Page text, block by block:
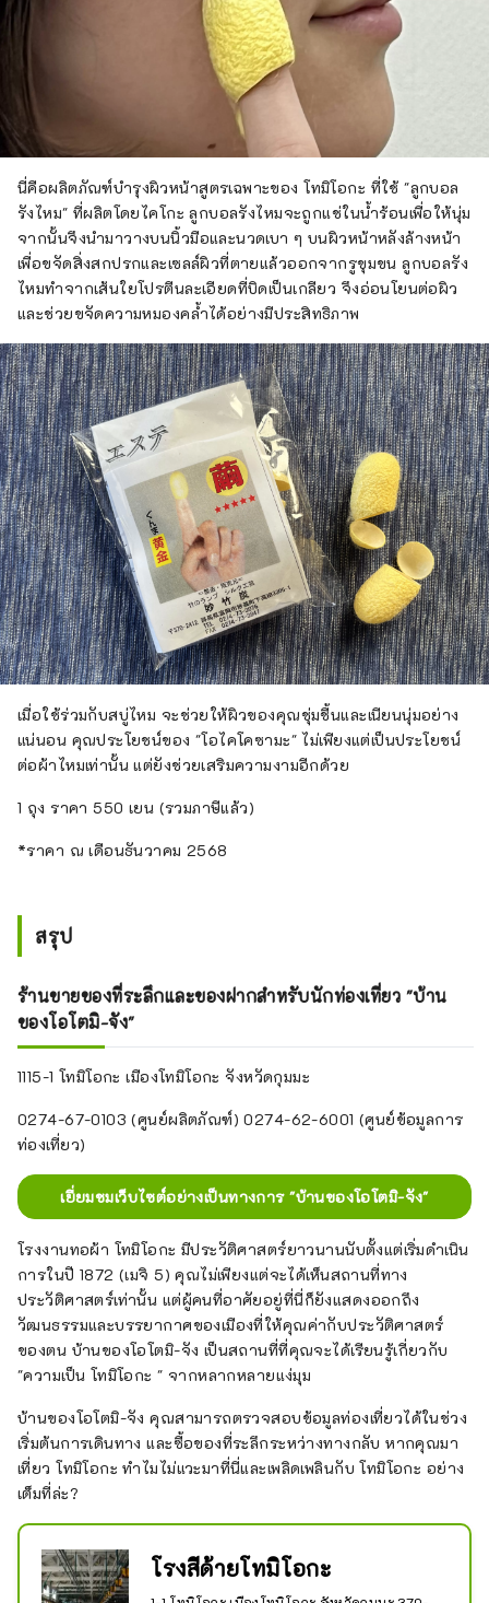
นี่คือผลิตภัณฑ์บำรุงผิวหน้าสูตรเฉพาะของ โทมิโอกะ ที่ใช้ "ลูกบอล
รังไหม" ที่ผลิตโดยไคโกะ ลูกบอลรังไหมจะถูกแช่ในน้ำร้อนเพื่อให้นุ่ม
จากนั้นจึงนำมาวางบนนิ้วมือและนวดเบา ๆ บนผิวหน้าหลังล้างหน้า
เพื่อขจัดสิ่งสกปรกและเซลล์ผิวที่ตายแล้วออกจากรูขุมขน ลูกบอลรัง
ไหมทำจากเส้นใยโปรตีนละเอียดที่บิดเป็นเกลียว จึงอ่อนโยนต่อผิว
และช่วยขจัดความหมองคล้ำได้อย่างมีประสิทธิภาพ
เมื่อใช้ร่วมกับสบู่ไหม จะช่วยให้ผิวของคุณชุ่มชื้นและเนียนนุ่มอย่าง
แน่นอน คุณประโยชน์ของ "โอไคโคซามะ" ไม่เพียงแต่เป็นประโยชน์
ต่อผ้าไหมเท่านั้น แต่ยังช่วยเสริมความงามอีกด้วย
1 ถุง ราคา 550 เยน (รวมภาษีแล้ว)
*ราคา ณ เดือนธันวาคม 2568
สรุป
ร้านขายของที่ระลึกและของฝากสำหรับนักท่องเที่ยว "บ้าน
ของโอโตมิ-จัง"
1115-1 โทมิโอกะ เมืองโทมิโอกะ จังหวัดกุมมะ
0274-67-0103 (ศูนย์ผลิตภัณฑ์) 0274-62-6001 (ศูนย์ข้อมูลการ
ท่องเที่ยว)
เยี่ยมชมเว็บไซต์อย่างเป็นทางการ "บ้านของโอโตมิ-จัง"
โรงงานทอผ้า โทมิโอกะ มีประวัติศาสตร์ยาวนานนับตั้งแต่เริ่มดำเนิน
การในปี 1872 (เมจิ 5) คุณไม่เพียงแต่จะได้เห็นสถานที่ทาง
ประวัติศาสตร์เท่านั้น แต่ผู้คนที่อาศัยอยู่ที่นี่ก็ยังแสดงออกถึง
วัฒนธรรมและบรรยากาศของเมืองที่ให้คุณค่ากับประวัติศาสตร์
ของตน บ้านของโอโตมิ-จัง เป็นสถานที่ที่คุณจะได้เรียนรู้เกี่ยวกับ
"ความเป็น โทมิโอกะ " จากหลากหลายแง่มุม
บ้านของโอโตมิ-จัง คุณสามารถตรวจสอบข้อมูลท่องเที่ยวได้ในช่วง
เริ่มต้นการเดินทาง และซื้อของที่ระลึกระหว่างทางกลับ หากคุณมา
เที่ยว โทมิโอกะ ทำไมไม่แวะมาที่นี่และเพลิดเพลินกับ โทมิโอกะ อย่าง
เต็มที่ล่ะ?
โรงสีด้ายโทมิโอกะ